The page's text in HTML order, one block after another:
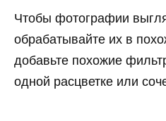
Чтобы фотографии
обрабатывайте их в
добавьте похожие
одной расцветке или